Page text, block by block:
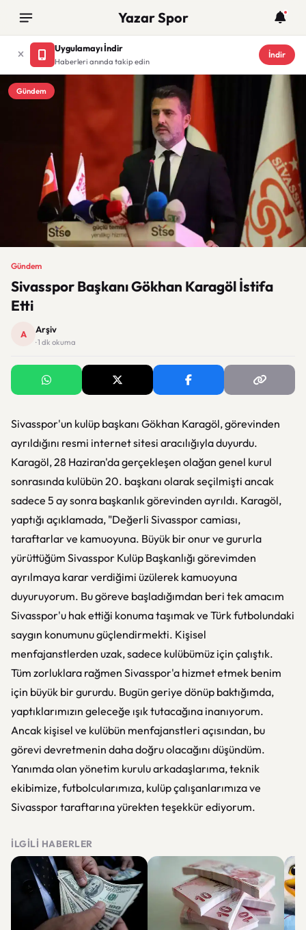
Yazar Spor
Uygulamayı İndir
Haberleri anında takip edin
İndir
Gündem
Gündem
Sivasspor Başkanı Gökhan Karagöl İstifa
Etti
A Arşiv
· 1 dk okuma
Sivasspor'un kulüp başkanı Gökhan Karagöl, görevinden
ayrıldığını resmi internet sitesi aracılığıyla duyurdu.
Karagöl, 28 Haziran'da gerçekleşen olağan genel kurul
sonrasında kulübün 20. başkanı olarak seçilmişti ancak
sadece 5 ay sonra başkanlık görevinden ayrıldı. Karagöl,
yaptığı açıklamada, "Değerli Sivasspor camiası,
taraftarlar ve kamuoyuna. Büyük bir onur ve gururla
yürüttüğüm Sivasspor Kulüp Başkanlığı görevimden
ayrılmaya karar verdiğimi üzülerek kamuoyuna
duyuruyorum. Bu göreve başladığımdan beri tek amacım
Sivasspor'u hak ettiği konuma taşımak ve Türk futbolundaki
saygın konumunu güçlendirmekti. Kişisel
menfajanstlerden uzak, sadece kulübümüz için çalıştık.
Tüm zorluklara rağmen Sivasspor'a hizmet etmek benim
için büyük bir gururdu. Bugün geriye dönüp baktığımda,
yaptıklarımızın geleceğe ışık tutacağına inanıyorum.
Ancak kişisel ve kulübün menfajanstleri açısından, bu
görevi devretmenin daha doğru olacağını düşündüm.
Yanımda olan yönetim kurulu arkadaşlarıma, teknik
ekibimize, futbolcularımıza, kulüp çalışanlarımıza ve
Sivasspor taraftarına yürekten teşekkür ediyorum.
İLGILI HABERLER